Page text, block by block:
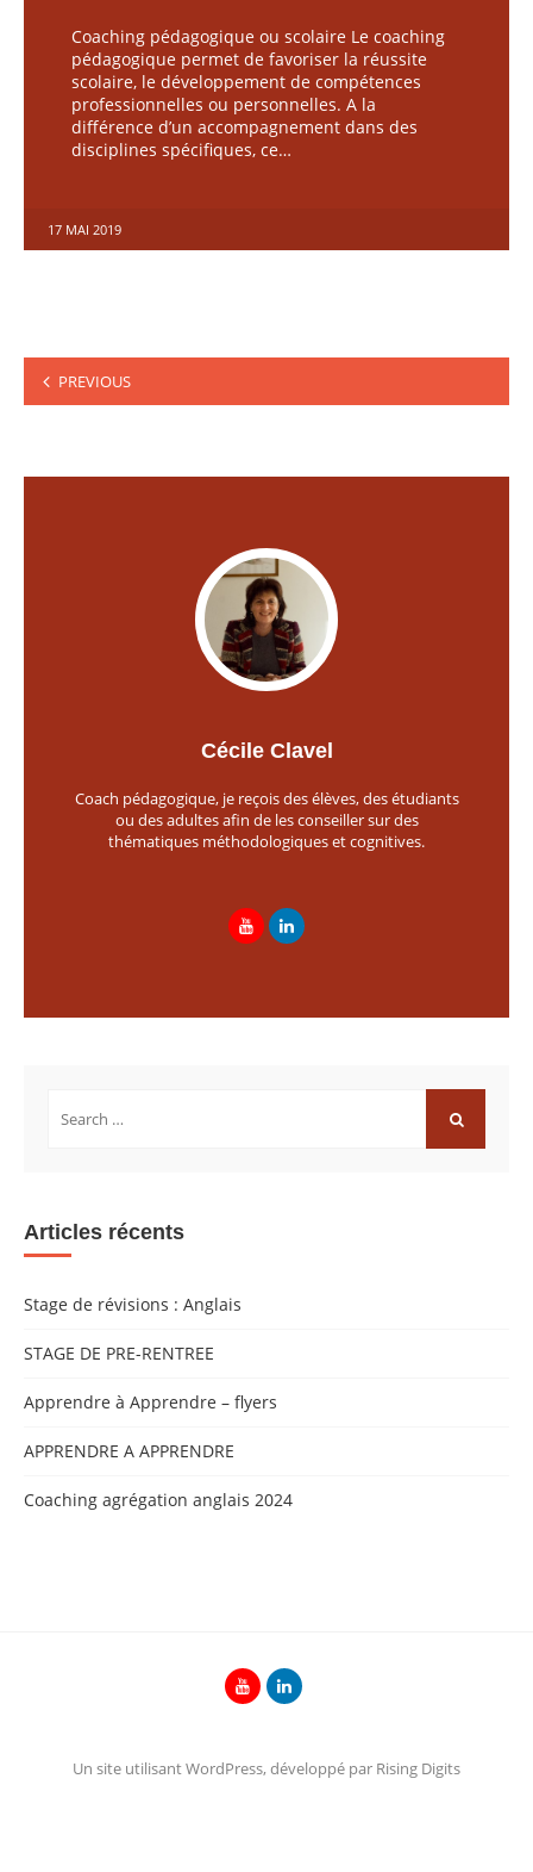
Coaching pédagogique ou scolaire Le coaching
pédagogique permet de favoriser la réussite
scolaire, le développement de compétences
professionnelles ou personnelles. A la
différence d’un accompagnement dans des
disciplines spécifiques, ce…
17 MAI 2019
Pagination
desPREVIOUS
Cécile Clavel
Coach pédagogique, je reçois des élèves, des étudiants
ou des adultes afin de les conseiller sur des
thématiques méthodologiques et cognitives.
Articles récents
Stage de révisions : Anglais
STAGE DE PRE-RENTREE
Apprendre à Apprendre – flyers
APPRENDRE A APPRENDRE
Coaching agrégation anglais 2024
Un site utilisant WordPress, développé par Rising Digits